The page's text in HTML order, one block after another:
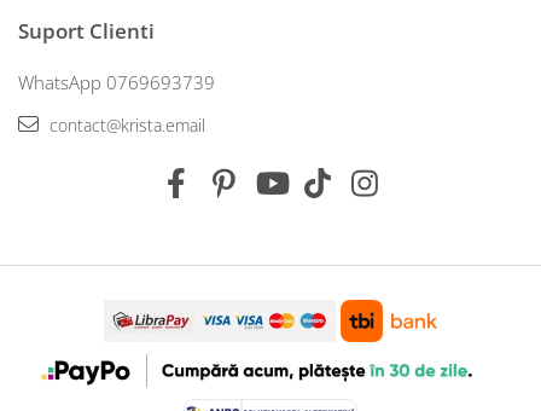
Suport Clienti
WhatsApp 0769693739
contact@krista.email